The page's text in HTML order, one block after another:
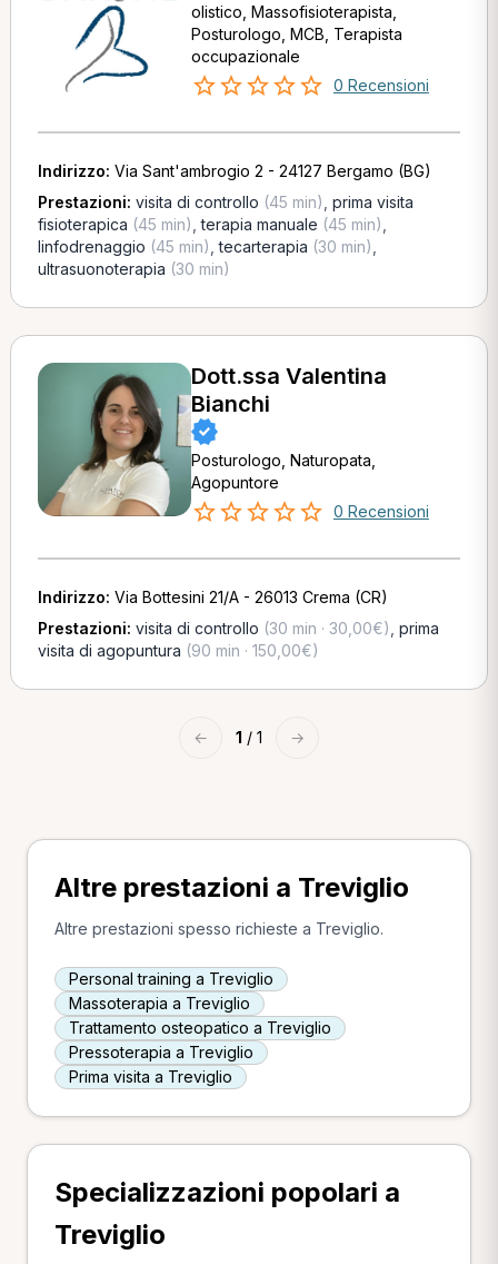
olistico, Massofisioterapista,
Posturologo, MCB, Terapista
occupazionale
0 Recensioni
Indirizzo: Via Sant'ambrogio 2 - 24127 Bergamo (BG)
Prestazioni: visita di controllo (45 min) prima visita
fisioterapica (45 min) ,terapia manuale (45 min)
linfodrenaggio (45 min) ,tecarterapia (30 min)
ultrasuonoterapia (30 min)
Dott.ssa Valentina
Bianchi
Posturologo, Naturopata,
Agopuntore
0 Recensioni
Indirizzo: Via Bottesini 21/A - 26013 Crema (CR)
Prestazioni: visita di controllo (30 min · 30,00€) prima
visita di agopuntura (90 min · 150,00€)
← 1 / 1 →
Altre prestazioni a Treviglio
Altre prestazioni spesso richieste a Treviglio.
Personal training a Treviglio
Massoterapia a Treviglio
Trattamento osteopatico a Treviglio
Pressoterapia a Treviglio
Prima visita a Treviglio
Specializzazioni popolari a
Treviglio